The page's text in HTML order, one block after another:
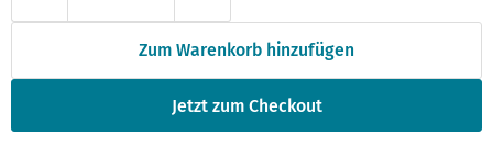
Zum Warenkorb hinzufügen
Jetzt zum Checkout